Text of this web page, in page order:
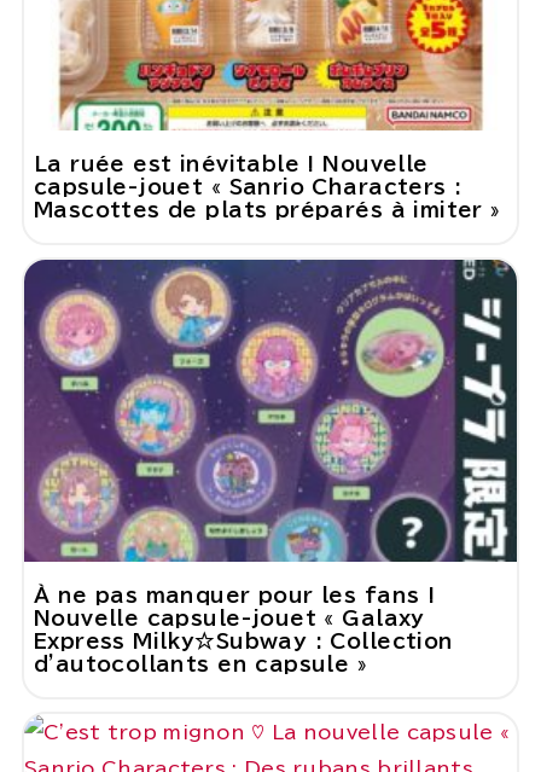
La ruée est inévitable ! Nouvelle
capsule-jouet « Sanrio Characters :
Mascottes de plats préparés à imiter »
À ne pas manquer pour les fans !
Nouvelle capsule-jouet « Galaxy
Express Milky☆Subway : Collection
d'autocollants en capsule »